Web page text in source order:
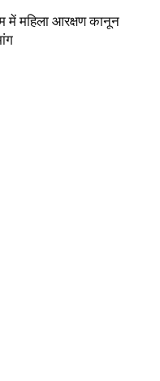
में महिला आरक्षण कानून